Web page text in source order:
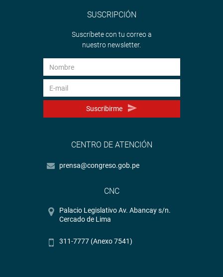
SUSCRIPCIÓN
Suscríbete con tu correo a
nuestro newsletter.
Suscribirme
CENTRO DE ATENCIÓN
prensa@congreso.gob.pe
CNC
Palacio Legislativo Av. Abancay s/n.
Cercado de Lima
311-7777 (Anexo 7541)